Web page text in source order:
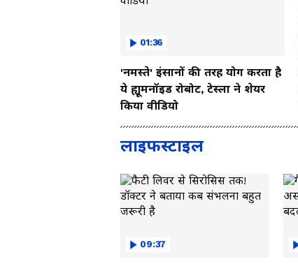
01:36
'नमस्ते' इंसानों की तरह योग करता है
ये ह्यूमनॉइड रोबोट, टेस्ला ने शेयर
किया वीडियो
लाइफस्टाइल
09:37